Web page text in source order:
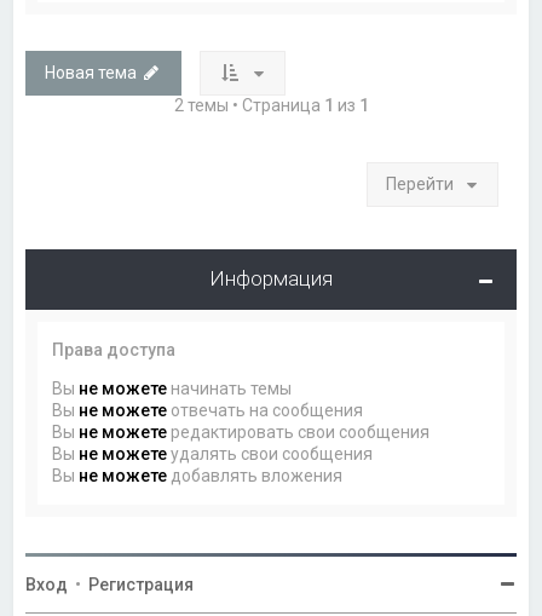
Новая тема
2 темы • Страница 1 из 1
Перейти
Информация
Права доступа
Вы не можете начинать темы
Вы не можете отвечать на сообщения
Вы не можете редактировать свои сообщения
Вы не можетеудалять свои сообщения
Вы не можете добавлять вложения
Вход • Регистрация